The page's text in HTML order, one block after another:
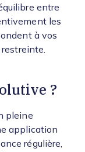
entre
les
à vos
?
pleine
application
régulière,